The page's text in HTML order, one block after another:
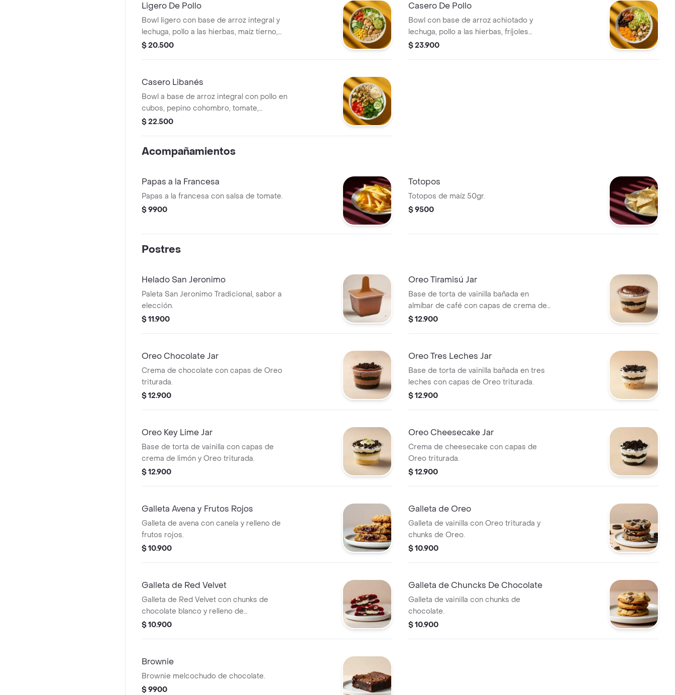
Ligero De Pollo
Bowl ligero con base de arroz integral y
lechuga, pollo a las hierbas, maíz tierno,
pepino, tomate, guacamole y cilantro.
$ 20.500
Casero De Pollo
Bowl con base de arroz achiotado y
lechuga, pollo a las hierbas, fríjoles
negros, pico de gallo y guacamole.
$ 23.900
Casero Libanés
Bowl a base de arroz integral con pollo en
cubos, pepino cohombro, tomate,
hummus de garbanzos y un toque de
$ 22.500
Acompañamientos
Papas a la Francesa
Papas a la francesa con salsa de tomate.
$ 9900
Totopos
Totopos de maíz 50gr.
$ 9500
Postres
Helado San Jeronimo
Paleta San Jeronimo Tradicional, sabor a
elección.
$ 11.900
Oreo Tiramisú Jar
Base de torta de vainilla bañada en
almíbar de café con capas de crema de
tiramisú y Oreo.
$ 12.900
Oreo Chocolate Jar
Crema de chocolate con capas de Oreo
triturada.
$ 12.900
Oreo Tres Leches Jar
Base de torta de vainilla bañada en tres
leches con capas de Oreo triturada.
$ 12.900
Oreo Key Lime Jar
Base de torta de vainilla con capas de
crema de limón y Oreo triturada.
$ 12.900
Oreo Cheesecake Jar
Crema de cheesecake con capas de
Oreo triturada.
$ 12.900
Galleta Avena y Frutos Rojos
Galleta de avena con canela y relleno de
frutos rojos.
$ 10.900
Galleta de Oreo
Galleta de vainilla con Oreo triturada y
chunks de Oreo.
$ 10.900
Galleta de Red Velvet
Galleta de Red Velvet con chunks de
chocolate blanco y relleno de
Cheesecake.
$ 10.900
Galleta de Chuncks De Chocolate
Galleta de vainilla con chunks de
chocolate.
$ 10.900
Brownie
Brownie melcochudo de chocolate.
$ 9900